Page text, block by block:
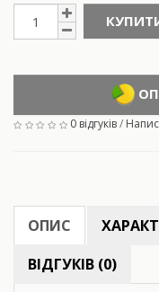
0 відгуків/
ОПИС
ВІДГУКІВ (0)